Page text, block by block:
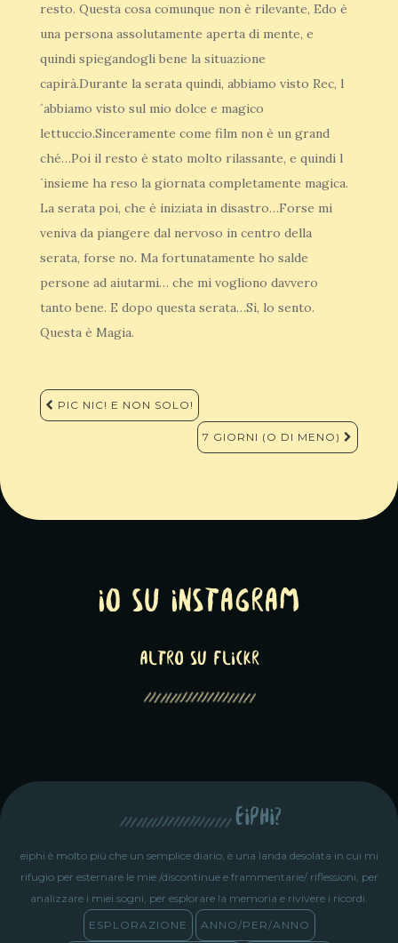
resto. Questa cosa comunque non è rilevante, Edo è
una persona assolutamente aperta di mente, e
quindi spiegandogli bene la situazione
capirà.Durante la serata quindi, abbiamo visto Rec, l
´abbiamo visto sul mio dolce e magico
lettuccio.Sinceramente come film non è un grand
ché…Poi il resto è stato molto rilassante, e quindi l
´insieme ha reso la giornata completamente magica.
La serata poi, che è iniziata in disastro…Forse mi
veniva da piangere dal nervoso in centro della
serata, forse no. Ma fortunatamente ho salde
persone ad aiutarmi… che mi vogliono davvero
tanto bene. E dopo questa serata…Sì, lo sento.
Questa è Magia.
Navigazione
articoli
PIC NIC! E NON SOLO!
7 GIORNI (O DI MENO)
Io su Instagram
altro su Flickr
eiphi?
eiphi è molto più che un semplice diario, è una landa desolata in cui mi
rifugio per esternare le mie /discontinue e frammentarie/ riflessioni, per
analizzare i miei sogni, per esplorare la memoria e rivivere i ricordi.
ESPLORAZIONE
ANNO/PER/ANNO